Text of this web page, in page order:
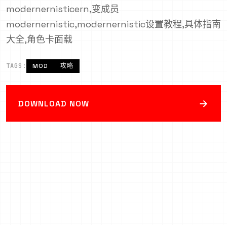
modernernisticern,变成员
modernernistic,modernernistic设置教程,具体指南
大全,角色卡面载
TAGS: MOD 攻略
DOWNLOAD NOW →